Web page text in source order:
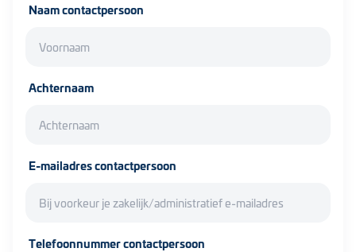
Naam contactpersoon
Achternaam
E-mailadres contactpersoon
Telefoonnummer contactpersoon